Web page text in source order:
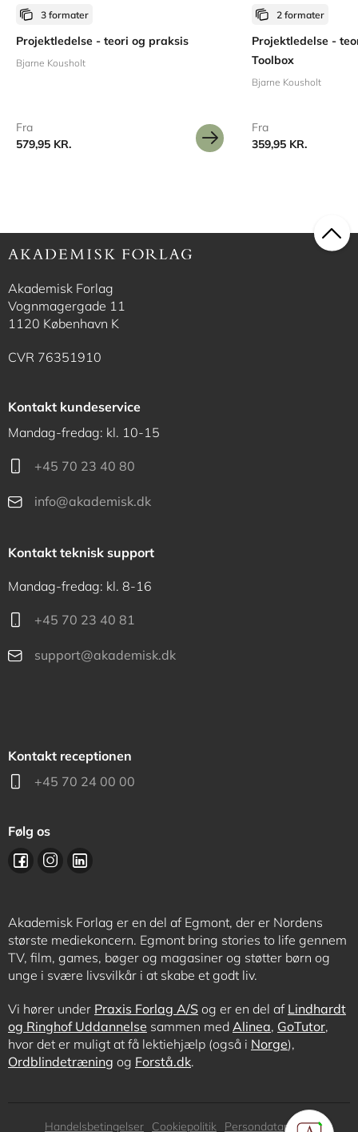
3 formater
Projektledelse - teori og praksis
Bjarne Kousholt
Fra
579,95 KR.
2 formater
Projektledelse -
Toolbox
Bjarne Kousholt
Fra
359,95 KR.
Akademisk Forlag
Vognmagergade 11
1120 København K
CVR 76351910
Kontakt kundeservice
Mandag-fredag: kl. 10-15
+45 70 23 40 80
info@akademisk.dk
Kontakt teknisk support
Mandag-fredag: kl. 8-16
+45 70 23 40 81
support@akademisk.dk
Kontakt receptionen
+45 70 24 00 00
Følg os
Akademisk Forlag er en del af Egmont, der er Nordens
største mediekoncern. Egmont bring stories to life gennem
TV, film, games, bøger og magasiner og støtter børn og
unge i svære livsvilkår i at skabe et godt liv.
Vi hører under Praxis Forlag A/S og er en del af Lindhardt
og Ringhof Uddannelse sammen med Alinea, GoTutor,
hvor det er muligt at få lektiehjælp (også i Norge),
Ordblindetræning og Forstå.dk.
Subfooter
Handelsbetingelser Cookiepolitik Persondatapolitik